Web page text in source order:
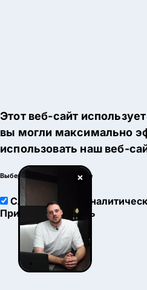
×
Этот веб-сайт
вы могли максимально
использовать наш веб-
Выберите настройки cookie
Служебные
Принять
Настроить